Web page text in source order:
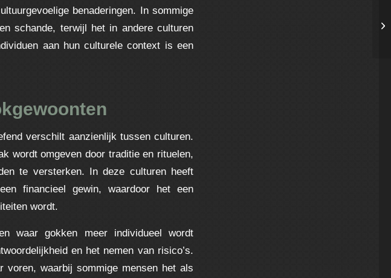
benaderingen. In sommige
schande, terwijl het in andere culturen
aan hun culturele context is een
verschilt aanzienlijk tussen culturen.
wordt omgeven door traditie en rituelen,
te versterken. In deze culturen heeft
financieel gewin, waardoor het een
wordt.
waar gokken meer individueel wordt
en het nemen van risico’s.
waarbij sommige mensen het als